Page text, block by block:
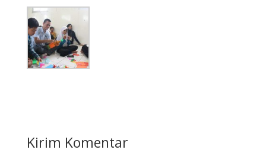
Kirim Komentar